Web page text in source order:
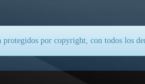
protegidos por copyright, con todos los